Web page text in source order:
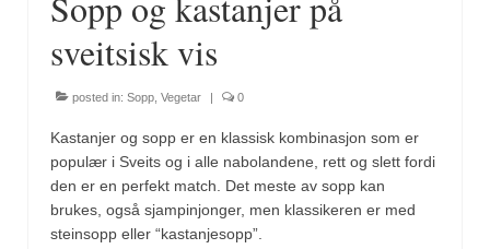
Smaken av skog
Tomatflak
Om oss
Kontakt oss
sveitsisk vis
posted in: Sopp Vegetar 0
Kastanjer og sopp er en klassisk kombinasjon som er
populær i Sveits og i alle nabolandene, rett og slett fordi
den er en perfekt match. Det meste av sopp kan
brukes, også sjampinjonger, men klassikeren er med
steinsopp eller “kastanjesopp”.